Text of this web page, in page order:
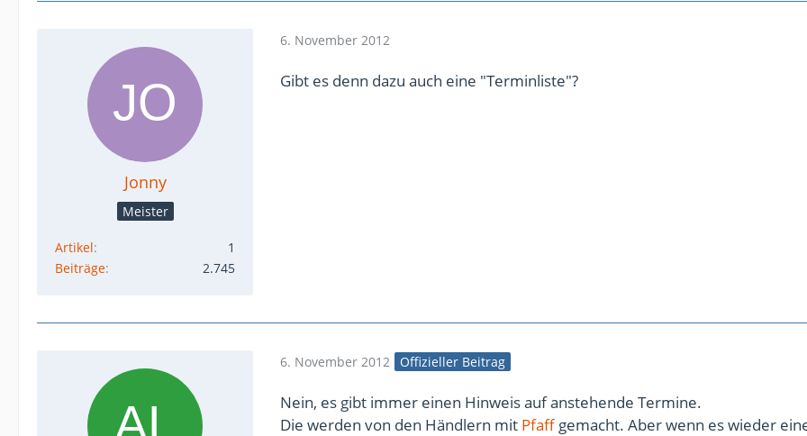
Jonny
Meister
Artikel
1
Beiträge
2.745
6. November 2012
Gibt es denn dazu auch eine "Terminliste"?
6. November 2012 Offizieller Beitrag
Nein, es gibt immer einen Hinweis auf anstehende Termine.
Die werden von den Händlern mit Pfaffgemacht. Aber wenn es wieder